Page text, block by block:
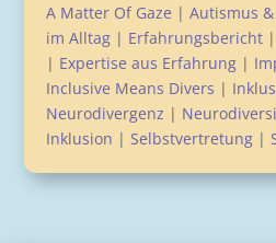
A Matter Of Gaze |Autismus
im Alltag | Erfahrungsbericht |
| Expertise aus Erfahrung |
Inclusive Means Divers |
Neurodivergenz |
Inklusion | Selbstvertretung |